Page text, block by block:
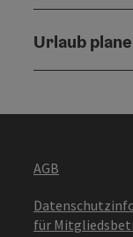
Urlaub
AGB
für